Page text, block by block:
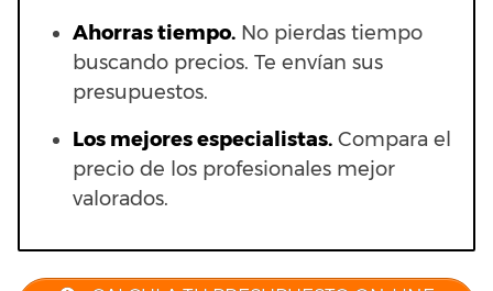
Ahorras tiempo. No pierdas tiempo
buscando precios. Te envían sus
presupuestos.
Los mejores especialistas. Compara el
precio de los profesionales mejor
valorados.